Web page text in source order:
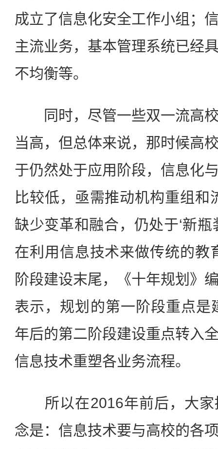
成立了信息化安全工作小组；
主流业务，基本管理系统已经
不均衡等。
同时，尽管一些双一流高校
当高，但总体来说，那时候高
于仍然处于应用阶段，信息化
比较低，亟需推动机构重组和
缺少变革和融合，仍处于‘新瓶
在利用信息技术来做传统的教
阶段建设末尾，《十年规划》
表示，规划的第一阶段重点是
年后的第二阶段建设重点转入
信息技术重塑各业务流程。
所以在2016年前后，大家
念是：信息技术要与高校的各